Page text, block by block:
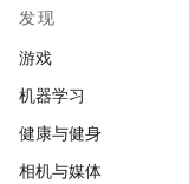
发现
游戏
机器学习
健康与健身
相机与媒体